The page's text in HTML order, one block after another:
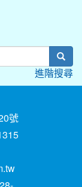
進階搜尋
號